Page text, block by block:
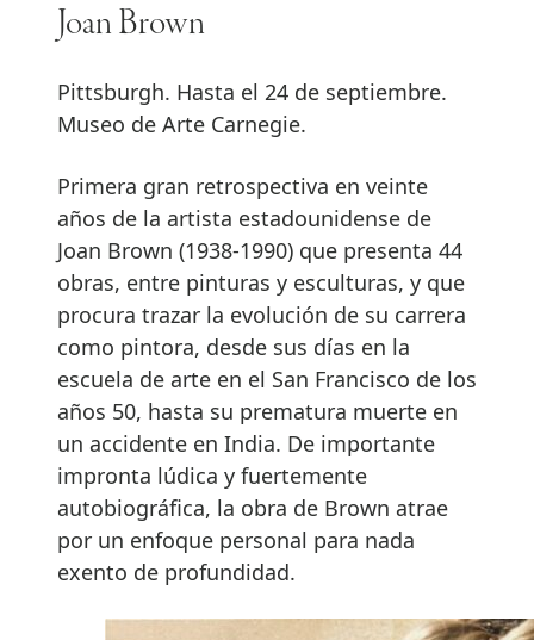
Joan Brown
Pittsburgh. Hasta el 24 de septiembre.
Museo de Arte Carnegie.
Primera gran retrospectiva en veinte
años de la artista estadounidense de
Joan Brown (1938-1990) que presenta 44
obras, entre pinturas y esculturas, y que
procura trazar la evolución de su carrera
como pintora, desde sus días en la
escuela de arte en el San Francisco de los
años 50, hasta su prematura muerte en
un accidente en India. De importante
impronta lúdica y fuertemente
autobiográfica, la obra de Brown atrae
por un enfoque personal para nada
exento de profundidad.